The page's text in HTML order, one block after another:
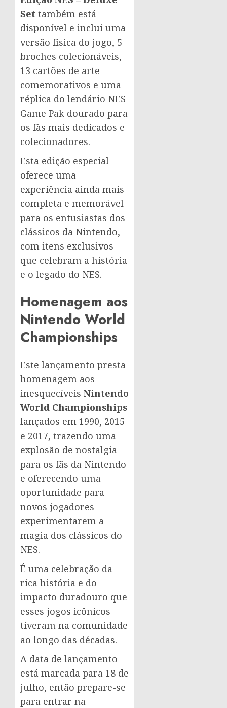
Set também está
disponível e inclui uma
versão física do jogo, 5
broches colecionáveis,
13 cartões de arte
comemorativos e uma
réplica do lendário NES
Game Pak dourado para
os fãs mais dedicados e
colecionadores.
Esta edição especial
oferece uma
experiência ainda mais
completa e memorável
para os entusiastas dos
clássicos da Nintendo,
com itens exclusivos
que celebram a história
e o legado do NES.
Homenagem aos
Nintendo World
Championships
Este lançamento presta
homenagem aos
inesquecíveis Nintendo
World Championships
lançados em 1990, 2015
e 2017, trazendo uma
explosão de nostalgia
para os fãs da Nintendo
e oferecendo uma
oportunidade para
novos jogadores
experimentarem a
magia dos clássicos do
NES.
É uma celebração da
rica história e do
impacto duradouro que
esses jogos icônicos
tiveram na comunidade
ao longo das décadas.
A data de lançamento
está marcada para 18 de
julho, então prepare-se
para entrar na